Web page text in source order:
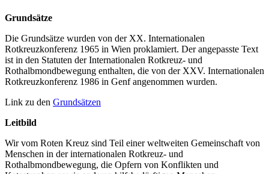
Grundsätze
Die Grundsätze wurden von der XX. Internationalen
Rotkreuzkonferenz 1965 in Wien proklamiert. Der angepasste Text
ist in den Statuten der Internationalen Rotkreuz- und
Rothalbmondbewegung enthalten, die von der XXV. Internationalen
Rotkreuzkonferenz 1986 in Genf angenommen wurden.
Link zu den Grundsätzen
Leitbild
Wir vom Roten Kreuz sind Teil einer weltweiten Gemeinschaft von
Menschen in der internationalen Rotkreuz- und
Rothalbmondbewegung, die Opfern von Konflikten und